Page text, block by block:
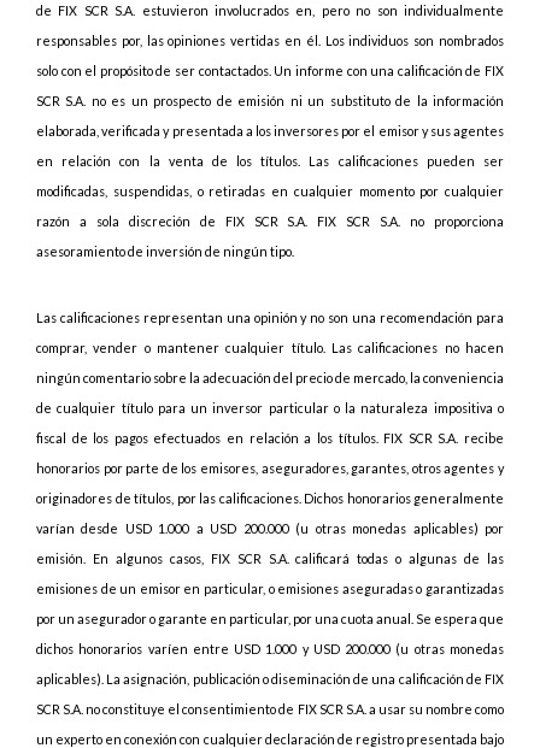
de FIX SCR S.A. estuvieron involucrados en, pero no son individualmente
responsables por, las opiniones vertidas en él. Los individuos son nombrados
solo con el propósito de ser contactados. Un informe con una calificación de FIX
SCR S.A. no es un prospecto de emisión ni un substituto de la información
elaborada, verificada y presentada a los inversores por el emisor y sus agentes
en relación con la venta de los títulos. Las calificaciones pueden ser
modificadas, suspendidas, o retiradas en cualquier momento por cualquier
razón a sola discreción de FIX SCR S.A. FIX SCR S.A. no proporciona
asesoramiento de inversión de ningún tipo.
Las calificaciones representan una opinión y no son una recomendación para
comprar, vender o mantener cualquier título. Las calificaciones no hacen
ningún comentario sobre la adecuación del precio de mercado, la conveniencia
de cualquier título para un inversor particular o la naturaleza impositiva o
fiscal de los pagos efectuados en relación a los títulos. FIX SCR S.A. recibe
honorarios por parte de los emisores, aseguradores, garantes, otros agentes y
originadores de títulos, por las calificaciones. Dichos honorarios generalmente
varían desde USD 1.000 a USD 200.000 (u otras monedas aplicables) por
emisión. En algunos casos, FIX SCR S.A. calificará todas o algunas de las
emisiones de un emisor en particular, o emisiones aseguradas o garantizadas
por un asegurador o garante en particular, por una cuota anual. Se espera que
dichos honorarios varíen entre USD 1.000 y USD 200.000 (u otras monedas
aplicables). La asignación, publicación o diseminación de una calificación de FIX
SCR S.A. no constituye el consentimiento de FIX SCR S.A. a usar su nombre como
un experto en conexión con cualquier declaración de registro presentada bajo